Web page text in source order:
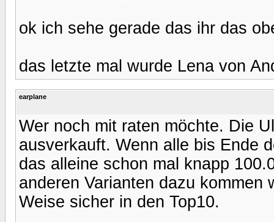
ok ich sehe gerade das ihr das
das letzte mal wurde Lena von
earplane
Wer noch mit raten möchte. Die
ausverkauft. Wenn alle bis Ende
das alleine schon mal knapp
anderen Varianten dazu kommen
Weise sicher in den Top10.